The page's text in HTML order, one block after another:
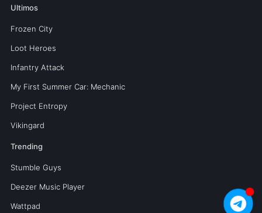
Ultimos
Frozen City
Loot Heroes
Infantry Attack
My First Summer Car: Mechanic
Project Entropy
Vikingard
Trending
Stumble Guys
Deezer Music Player
Wattpad